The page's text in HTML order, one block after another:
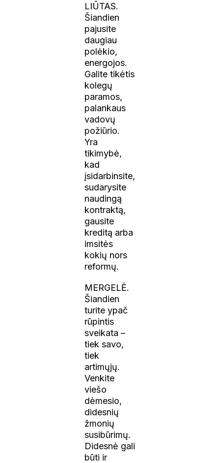
LIŪTAS.
Šiandien
pajusite
daugiau
polėkio,
energojos.
Galite tikėtis
kolegų
paramos,
palankaus
vadovų
požiūrio.
Yra
tikimybė,
kad
įsidarbinsite,
sudarysite
naudingą
kontraktą,
gausite
kreditą arba
imsitės
kokių nors
reformų.
MERGELĖ.
Šiandien
turite ypač
rūpintis
sveikata –
tiek savo,
tiek
artimųjų.
Venkite
viešo
dėmesio,
didesnių
žmonių
susibūrimų.
Didesnė gali
būti ir